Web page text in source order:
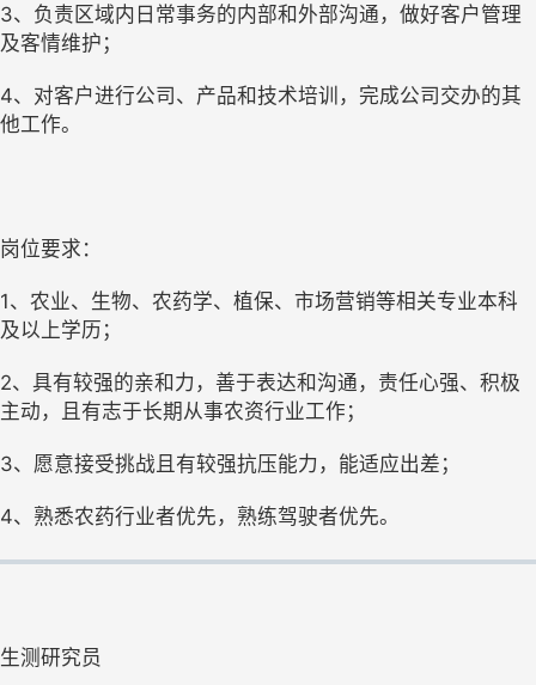
3、负责区域内日常事务的内部和外部沟通，做好客户管理
及客情维护；
4、对客户进行公司、产品和技术培训，完成公司交办的其
他工作。
岗位要求：
1、农业、生物、农药学、植保、市场营销等相关专业本科
及以上学历；
2、具有较强的亲和力，善于表达和沟通，责任心强、积极
主动，且有志于长期从事农资行业工作；
3、愿意接受挑战且有较强抗压能力，能适应出差；
4、熟悉农药行业者优先，熟练驾驶者优先。
生测研究员